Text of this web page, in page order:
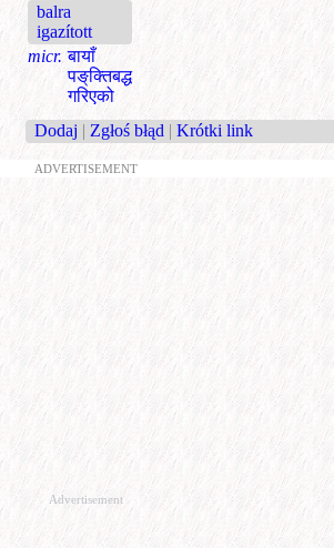
balra
igazított
micr. बायाँ
पङ्‌क्तिबद्ध
गरिएको
Dodaj | Zgłoś błąd | Krótki link
ADVERTISEMENT
Advertisement